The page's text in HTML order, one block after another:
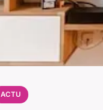
ACTU